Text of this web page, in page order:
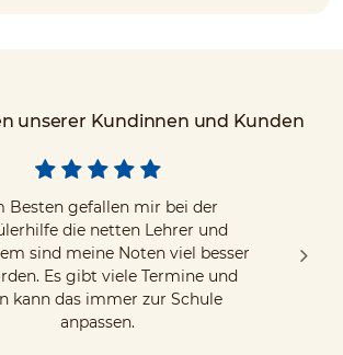
unserer Kundinnen und Kunden
Besten gefallen mir bei der
die netten Lehrer und
sind meine Noten viel besser
Es gibt viele Termine und
kann das immer zur Schule
anpassen.